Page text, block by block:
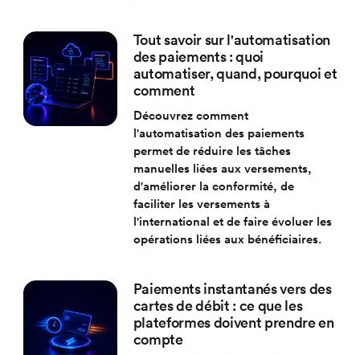
Tout savoir sur l'automatisation
des paiements : quoi
automatiser, quand, pourquoi et
comment
Découvrez comment
l'automatisation des paiements
permet de réduire les tâches
manuelles liées aux versements,
d'améliorer la conformité, de
faciliter les versements à
l'international et de faire évoluer les
opérations liées aux bénéficiaires.
Paiements instantanés vers des
cartes de débit : ce que les
plateformes doivent prendre en
compte